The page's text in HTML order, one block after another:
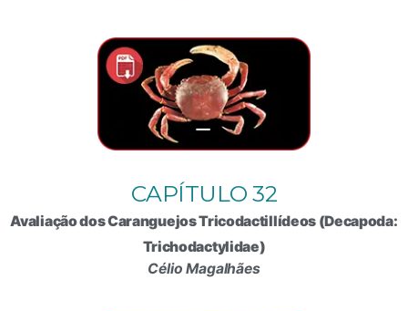
CAPÍTULO 32
Avaliação dos Caranguejos Tricodactillídeos (Decapoda:
Trichodactylidae)
Célio Magalhães